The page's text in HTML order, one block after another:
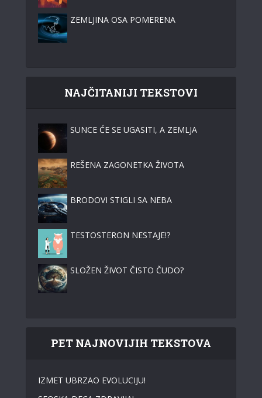
ZEMLJINA OSA POMERENA
NAJČITANIJI TEKSTOVI
SUNCE ĆE SE UGASITI, A ZEMLJA
REŠENA ZAGONETKA ŽIVOTA
BRODOVI STIGLI SA NEBA
TESTOSTERON NESTAJE!?
SLOŽEN ŽIVOT ČISTO ČUDO?
PET NAJNOVIJIH TEKSTOVA
IZMET UBRZAO EVOLUCIJU!